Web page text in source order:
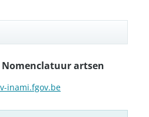
Nomenclatuur artsen
inami.fgov.be